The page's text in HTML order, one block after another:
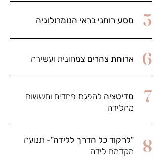
5 מסע רוחני בראי הנומרולוגיה
6 ארוחת צהרים צמחונית ועשירה
7 מדיטציה להפגת פחדים וחששות
מהלידה
"לרקוד כל הדרך ללידה"- תנועה
מקדמת לידה
8